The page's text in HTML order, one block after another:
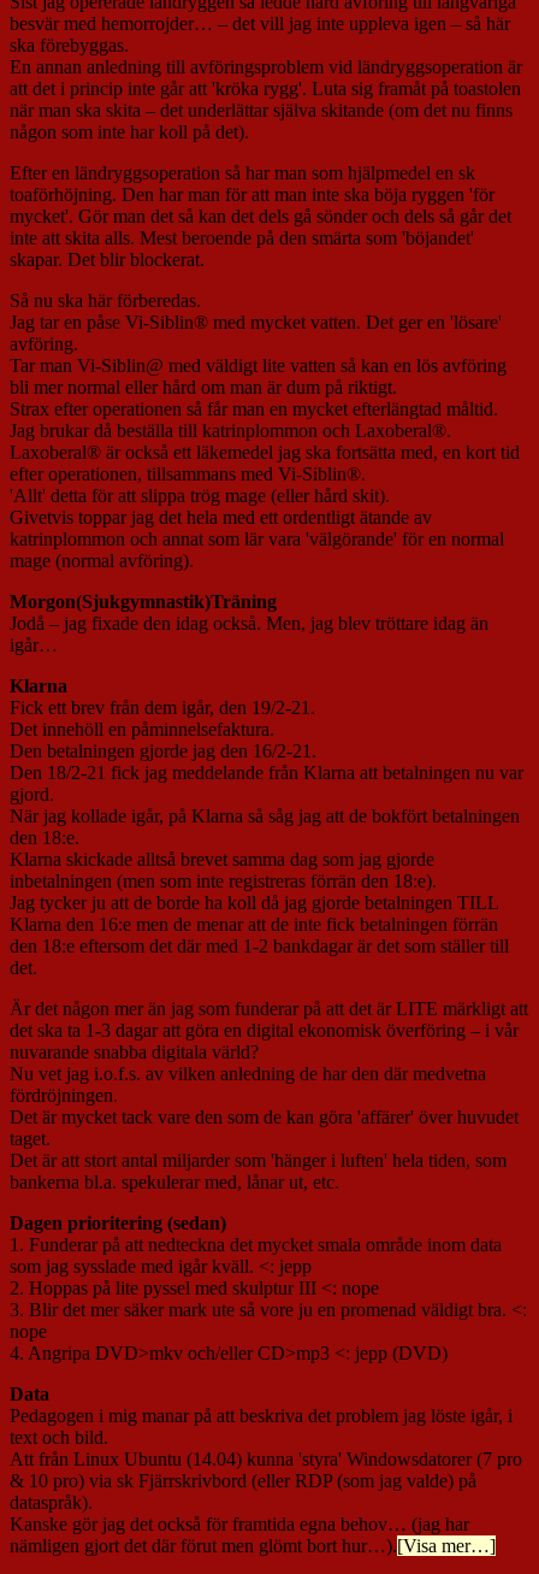
besvär med hemorrojder… – det vill jag inte uppleva igen – så här
ska förebyggas.
En annan anledning till avföringsproblem vid ländryggsoperation är
att det i princip inte går att 'kröka rygg'. Luta sig framåt på toastolen
när man ska skita – det underlättar själva skitande (om det nu finns
någon som inte har koll på det).
Efter en ländryggsoperation så har man som hjälpmedel en sk
toaförhöjning. Den har man för att man inte ska böja ryggen 'för
mycket'. Gör man det så kan det dels gå sönder och dels så går det
inte att skita alls. Mest beroende på den smärta som 'böjandet'
skapar. Det blir blockerat.
Så nu ska här förberedas.
Jag tar en påse Vi-Siblin® med mycket vatten. Det ger en 'lösare'
avföring.
Tar man Vi-Siblin@ med väldigt lite vatten så kan en lös avföring
bli mer normal eller hård om man är dum på riktigt.
Strax efter operationen så får man en mycket efterlängtad måltid.
Jag brukar då beställa till katrinplommon och Laxoberal®.
Laxoberal® är också ett läkemedel jag ska fortsätta med, en kort tid
efter operationen, tillsammans med Vi-Siblin®.
'Allt' detta för att slippa trög mage (eller hård skit).
Givetvis toppar jag det hela med ett ordentligt ätande av
katrinplommon och annat som lär vara 'välgörande' för en normal
mage (normal avföring).
Morgon(Sjukgymnastik)Träning
Jodå – jag fixade den idag också. Men, jag blev tröttare idag än
igår…
Klarna
Fick ett brev från dem igår, den 19/2-21.
Det innehöll en påminnelsefaktura.
Den betalningen gjorde jag den 16/2-21.
Den 18/2-21 fick jag meddelande från Klarna att betalningen nu var
gjord.
När jag kollade igår, på Klarna så såg jag att de bokfört betalningen
den 18:e.
Klarna skickade alltså brevet samma dag som jag gjorde
inbetalningen (men som inte registreras förrän den 18:e).
Jag tycker ju att de borde ha koll då jag gjorde betalningen TILL
Klarna den 16:e men de menar att de inte fick betalningen förrän
den 18:e eftersom det där med 1-2 bankdagar är det som ställer till
det.
Är det någon mer än jag som funderar på att det är LITE märkligt att
det ska ta 1-3 dagar att göra en digital ekonomisk överföring – i vår
nuvarande snabba digitala värld?
Nu vet jag i.o.f.s. av vilken anledning de har den där medvetna
fördröjningen.
Det är mycket tack vare den som de kan göra 'affärer' över huvudet
taget.
Det är att stort antal miljarder som 'hänger i luften' hela tiden, som
bankerna bl.a. spekulerar med, lånar ut, etc.
Dagen prioritering (sedan)
1. Funderar på att nedteckna det mycket smala område inom data
som jag sysslade med igår kväll. <: jepp
2. Hoppas på lite pyssel med skulptur III <: nope
3. Blir det mer säker mark ute så vore ju en promenad väldigt bra. <:
nope
4. Angripa DVD>mkv och/eller CD>mp3 <: jepp (DVD)
Data
Pedagogen i mig manar på att beskriva det problem jag löste igår, i
text och bild.
Att från Linux Ubuntu (14.04) kunna 'styra' Windowsdatorer (7 pro
& 10 pro) via sk Fjärrskrivbord (eller RDP (som jag valde) på
dataspråk).
Kanske gör jag det också för framtida egna behov… (jag har
nämligen gjort det där förut men glömt bort hur…).[Visa mer…]